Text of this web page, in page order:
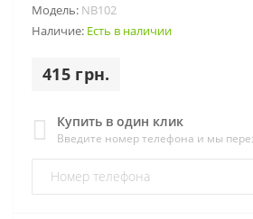
Модель: NB102
Наличие: Есть в наличии
415 грн.
Купить в один клик
Введите номер телефона и мы